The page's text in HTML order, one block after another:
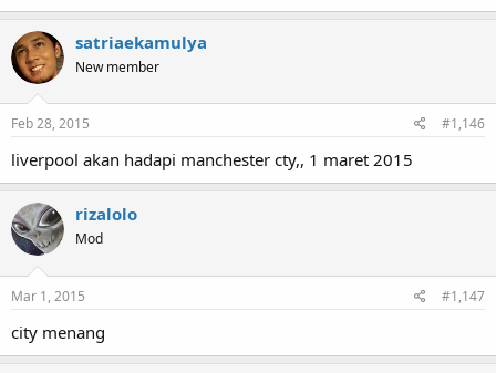
satriaekamulya
New member
Feb 28, 2015 #1,146
liverpool akan hadapi manchester cty,, 1 maret 2015
rizalolo
Mod
Mar 1, 2015 #1,147
city menang